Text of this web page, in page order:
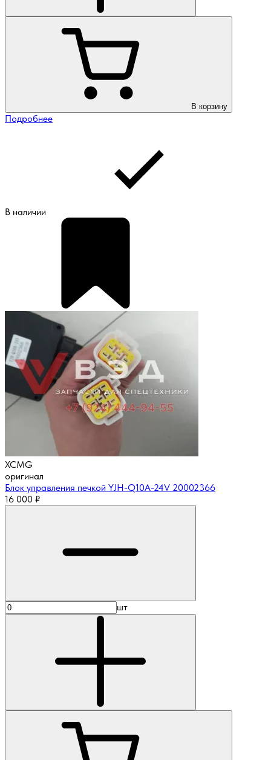
В корзину
Подробнее
В наличии
XCMG
оригинал
Блок управления печкой YJH-Q10A-24V 20002366
16 000 ₽
шт